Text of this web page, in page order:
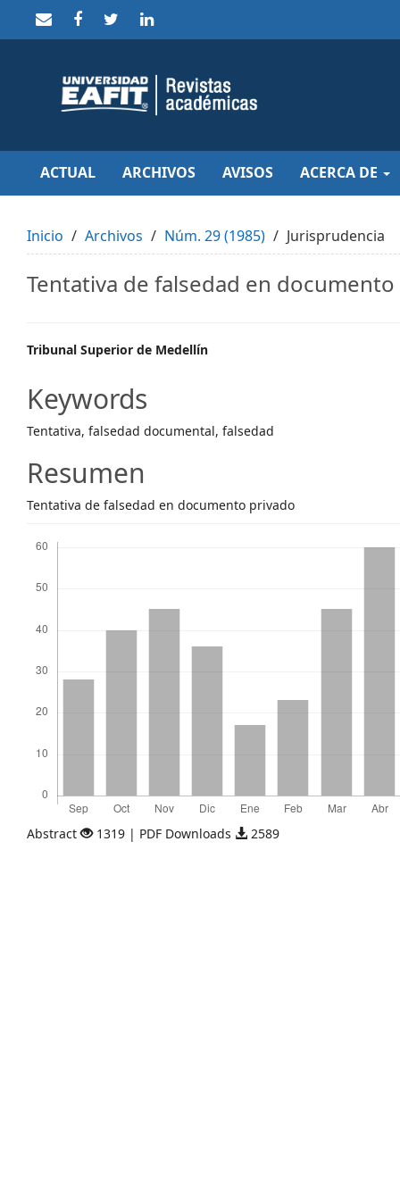
to
Main
Navigation
Content
Sidebar
ACTUAL ARCHIVOS AVISOS ACERCA DE
Inicio Archivos Núm. 29 (1985) Jurisprudencia
Tentativa de falsedad en
Main
Article
Content
Tribunal Superior de Medellín
Keywords
Tentativa, falsedad documental, falsedad
Resumen
Tentativa de falsedad en documento privado
Abstract 1319 | PDF Downloads 2589